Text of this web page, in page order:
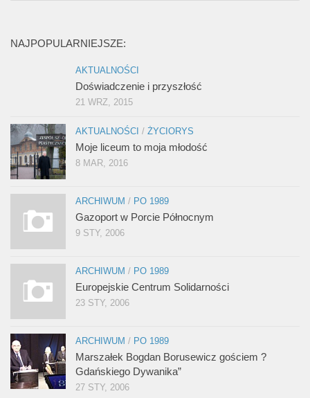
NAJPOPULARNIEJSZE:
AKTUALNOŚCI
Doświadczenie i przyszłość
21 WRZ, 2015
AKTUALNOŚCI / ŻYCIORYS
Moje liceum to moja młodość
8 MAR, 2016
ARCHIWUM / PO 1989
Gazoport w Porcie Północnym
9 STY, 2006
ARCHIWUM / PO 1989
Europejskie Centrum Solidarności
23 STY, 2006
ARCHIWUM / PO 1989
Marszałek Bogdan Borusewicz gościem ?
Gdańskiego Dywanika”
27 STY, 2006